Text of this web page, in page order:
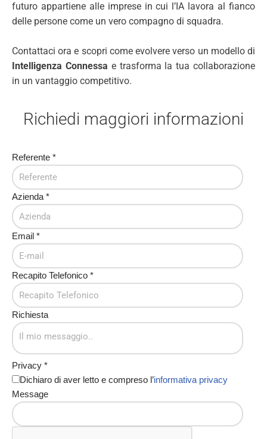
futuro appartiene alle imprese in cui l’IA lavora al fianco
delle persone come un vero compagno di squadra.
Contattaci ora e scopri come evolvere verso un modello di
Intelligenza Connessa e trasforma la tua collaborazione
in un vantaggio competitivo.
Richiedi maggiori informazioni
Referente *
Azienda *
Email *
Recapito Telefonico *
Richiesta
Privacy *
Dichiaro di aver letto e compreso l’informativa privacy
Message